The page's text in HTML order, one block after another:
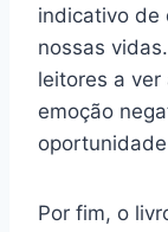
indicativo de
nossas
leitores a ver
emoção
Por fim, o